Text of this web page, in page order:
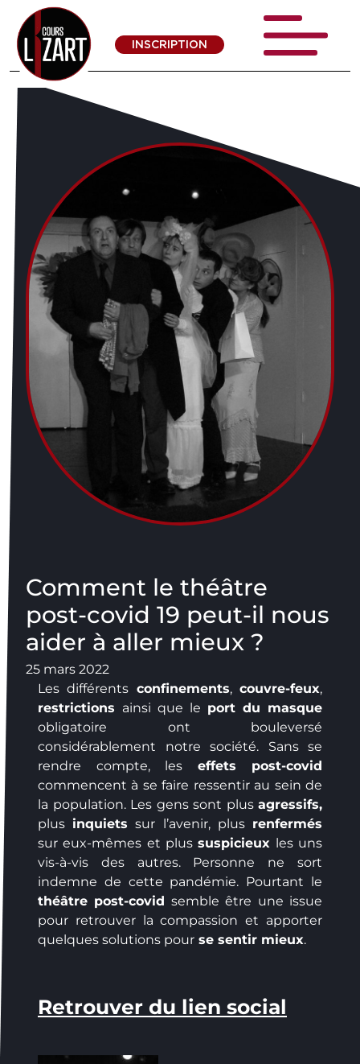
INSCRIPTION
Comment le théâtre
post-covid 19 peut-il nous
aider à aller mieux ?
25 mars 2022
Les différents confinements, couvre-feux,
restrictions ainsi que le port du masque
obligatoire ont bouleversé
considérablement notre société. Sans se
rendre compte, les effets post-covid
commencent à se faire ressentir au sein de
la population. Les gens sont plus agressifs,
plus inquiets sur l’avenir, plus renfermés
sur eux-mêmes et plussuspicieux les uns
vis-à-vis des autres. Personne ne sort
indemne de cette pandémie. Pourtant le
théâtre post-covid semble être une issue
pour retrouver la compassion et apporter
quelques solutions pour se sentir mieux.
Retrouver du lien social